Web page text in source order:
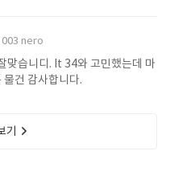
003 nero
습니디. It 34와 고민했는데 마
담은 살짝 오버핏이 나은거 같아요 좋은 물건 감사합니다.
기